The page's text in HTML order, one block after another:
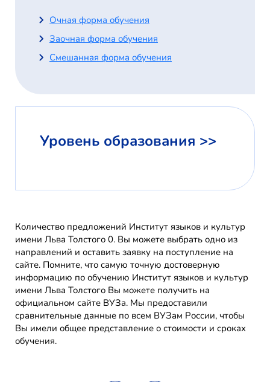
Очная форма обучения
Заочная форма обучения
Смешанная форма обучения
Уровень образования >>
Количество предложений Институт языков и культур
имени Льва Толстого 0. Вы можете выбрать одно из
направлений и оставить заявку на поступление на
сайте. Помните, что самую точную достоверную
информацию по обучению Институт языков и культур
имени Льва Толстого Вы можете получить на
официальном сайте ВУЗа. Мы предоставили
сравнительные данные по всем ВУЗам России, чтобы
Вы имели общее представление о стоимости и сроках
обучения.